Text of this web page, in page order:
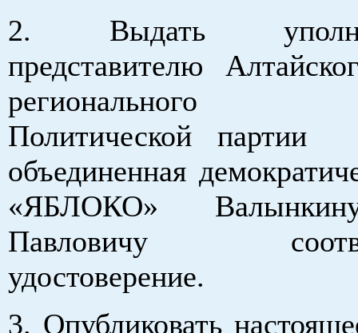
2. Выдать
представителю
регионального
Политической партии
объединенная
«ЯБЛОКО»
Павловичу
удостоверение.
3. Опубликовать